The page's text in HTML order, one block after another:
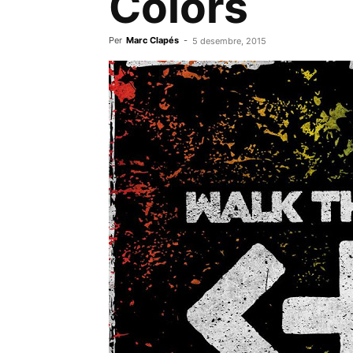
Per Marc Clapés - 5 desembre, 2015